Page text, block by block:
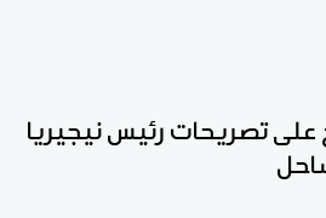
على تصريحات رئيس نيجيريا